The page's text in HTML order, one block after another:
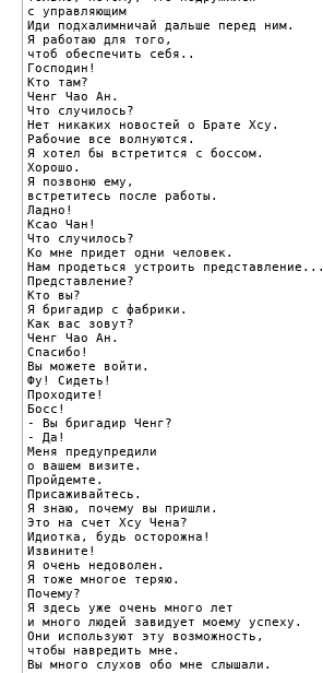
с управляющим
Иди подхалимничай дальше перед ним.
Я работаю для того,
чтоб обеспечить себя..
Господин!
Кто там?
Ченг Чао Ан.
Что случилось?
Нет никаких новостей о Брате Хсу.
Рабочие все волнуются.
Я хотел бы встретится с боссом.
Хорошо.
Я позвоню ему,
встретитесь после работы.
Ладно!
Ксао Чан!
Что случилось?
Ко мне придет одни человек.
Нам продеться устроить представление...
Представление?
Кто вы?
Я бригадир с фабрики.
Как вас зовут?
Ченг Чао Ан.
Спасибо!
Вы можете войти.
Фу! Сидеть!
Проходите!
Босс!
- Вы бригадир Ченг?
- Да!
Меня предупредили
о вашем визите.
Пройдемте.
Присаживайтесь.
Я знаю, почему вы пришли.
Это на счет Хсу Чена?
Идиотка, будь осторожна!
Извините!
Я очень недоволен.
Я тоже многое теряю.
Почему?
Я здесь уже очень много лет
и много людей завидует моему успеху.
Они используют эту возможность,
чтобы навредить мне.
Вы много слухов обо мне слышали.